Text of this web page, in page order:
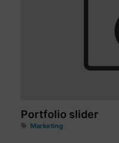
Portfolio slider
Marketing